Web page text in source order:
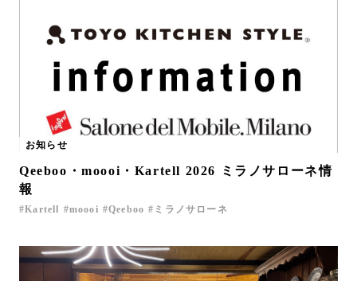
お知らせ
Qeeboo・moooi・Kartell 2026 ミラノサローネ情
報
Kartell moooi Qeeboo ミラノサローネ